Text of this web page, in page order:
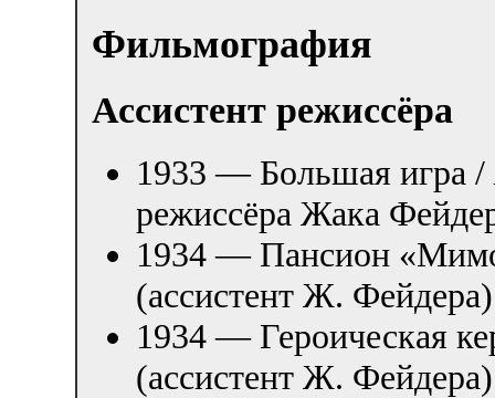
Фильмография
Ассистент режиссёра
1933 — Большая игра /
режиссёра Жака
1934 — Пансион
(ассистент Ж. Фейдера)
1934 — Героическая
(ассистент Ж. Фейдера)